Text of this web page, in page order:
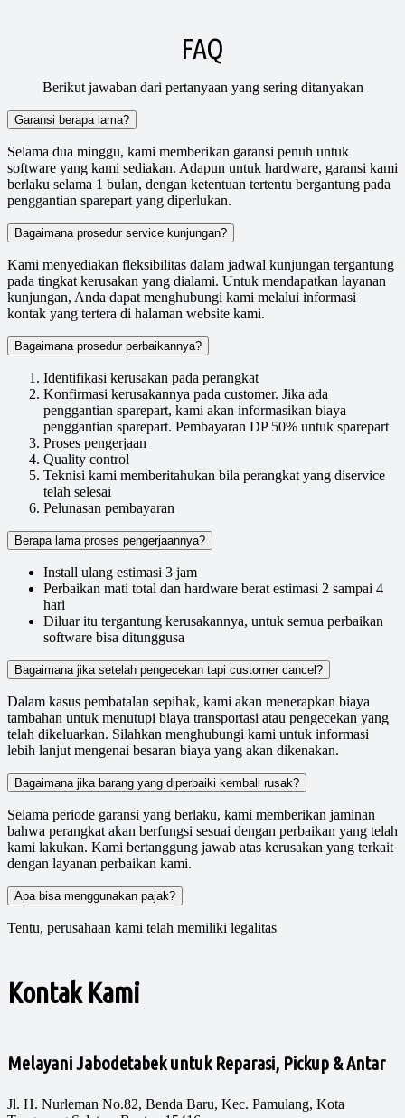
FAQ
Berikut jawaban dari pertanyaan yang sering ditanyakan
Garansi berapa lama?
Selama dua minggu, kami memberikan garansi penuh untuk
software yang kami sediakan. Adapun untuk hardware, garansi kami
berlaku selama 1 bulan, dengan ketentuan tertentu bergantung pada
penggantian sparepart yang diperlukan.
Bagaimana prosedur service kunjungan?
Kami menyediakan fleksibilitas dalam jadwal kunjungan tergantung
pada tingkat kerusakan yang dialami. Untuk mendapatkan layanan
kunjungan, Anda dapat menghubungi kami melalui informasi
kontak yang tertera di halaman website kami.
Bagaimana prosedur perbaikannya?
Identifikasi kerusakan pada perangkat
Konfirmasi kerusakannya pada customer. Jika ada
penggantian sparepart, kami akan informasikan biaya
penggantian sparepart. Pembayaran DP 50% untuk sparepart
Proses pengerjaan
Quality control
Teknisi kami memberitahukan bila perangkat yang diservice
telah selesai
Pelunasan pembayaran
Berapa lama proses pengerjaannya?
Install ulang estimasi 3 jam
Perbaikan mati total dan hardware berat estimasi 2 sampai 4
hari
Diluar itu tergantung kerusakannya, untuk semua perbaikan
software bisa ditunggusa
Bagaimana jika setelah pengecekan tapi customer cancel?
Dalam kasus pembatalan sepihak, kami akan menerapkan biaya
tambahan untuk menutupi biaya transportasi atau pengecekan yang
telah dikeluarkan. Silahkan menghubungi kami untuk informasi
lebih lanjut mengenai besaran biaya yang akan dikenakan.
Bagaimana jika barang yang diperbaiki kembali rusak?
Selama periode garansi yang berlaku, kami memberikan jaminan
bahwa perangkat akan berfungsi sesuai dengan perbaikan yang telah
kami lakukan. Kami bertanggung jawab atas kerusakan yang terkait
dengan layanan perbaikan kami.
Apa bisa menggunakan pajak?
Tentu, perusahaan kami telah memiliki legalitas
Kontak Kami
Melayani Jabodetabek untuk Reparasi, Pickup & Antar
Jl. H. Nurleman No.82, Benda Baru, Kec. Pamulang, Kota